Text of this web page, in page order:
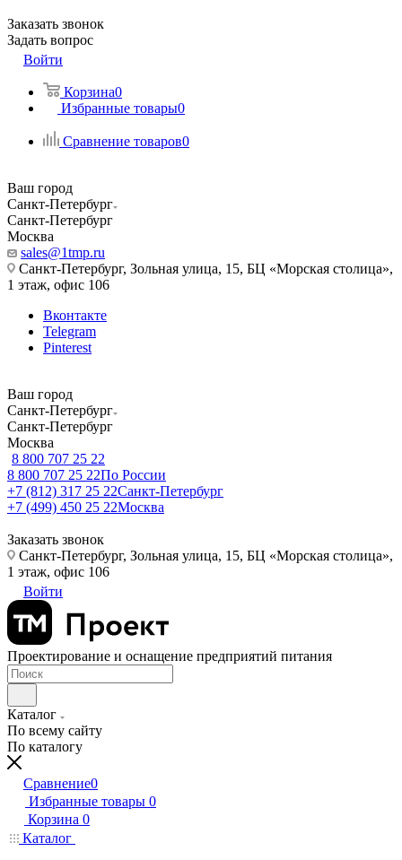
Заказать звонок
Задать вопрос
Войти
Корзина0
Избранные товары0
Сравнение товаров0
Ваш город
Санкт-Петербург
Санкт-Петербург
Москва
sales@1tmp.ru
Санкт-Петербург, Зольная улица, 15, БЦ «Морская столица»,
1 этаж, офис 106
Вконтакте
Telegram
Pinterest
Ваш город
Санкт-Петербург
Санкт-Петербург
Москва
8 800 707 25 22
8 800 707 25 22По России
+7 (812) 317 25 22Санкт-Петербург
+7 (499) 450 25 22Москва
Заказать звонок
Санкт-Петербург, Зольная улица, 15, БЦ «Морская столица»,
1 этаж, офис 106
Войти
Проектирование и оснащение предприятий питания
Каталог
По всему сайту
По каталогу
Сравнение0
Избранные товары 0
Корзина 0
Каталог